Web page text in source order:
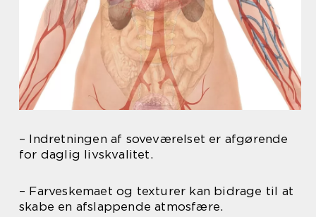
– Indretningen af soveværelset er afgørende
for daglig livskvalitet.
– Farveskemaet og texturer kan bidrage til at
skabe en afslappende atmosfære.